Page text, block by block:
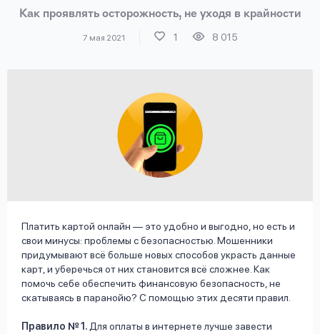
Как проявлять осторожность, не уходя в крайности
7 мая 2021 1 8 015
Платить картой онлайн — это удобно и выгодно, но есть и
свои минусы: проблемы с безопасностью. Мошенники
придумывают всё больше новых способов украсть данные
карт, и уберечься от них становится всё сложнее. Как
помочь себе обеспечить финансовую безопасность, не
скатываясь в паранойю? С помощью этих десяти правил.
Правило № 1.Для оплаты в интернете лучше завести
Оформить заявку
Войти под другим номером
контакты
Ответы
на
предоставления